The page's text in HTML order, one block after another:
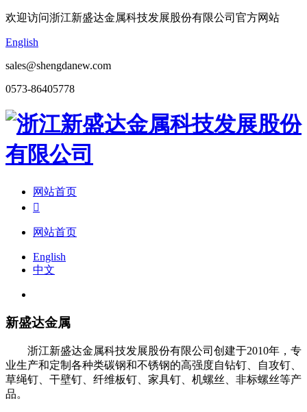
欢迎访问浙江新盛达金属科技发展股份有限公司官方网站
English
sales@shengdanew.com
0573-86405778
网站首页

网站首页
English
中文
新盛达金属
浙江新盛达金属科技发展股份有限公司创建于2010年，专
业生产和定制各种类碳钢和不锈钢的高强度自钻钉、自攻钉、
草绳钉、干壁钉、纤维板钉、家具钉、机螺丝、非标螺丝等产
品。